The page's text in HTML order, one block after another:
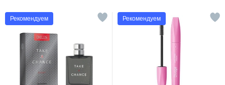
Рекомендуем Рекомендуем